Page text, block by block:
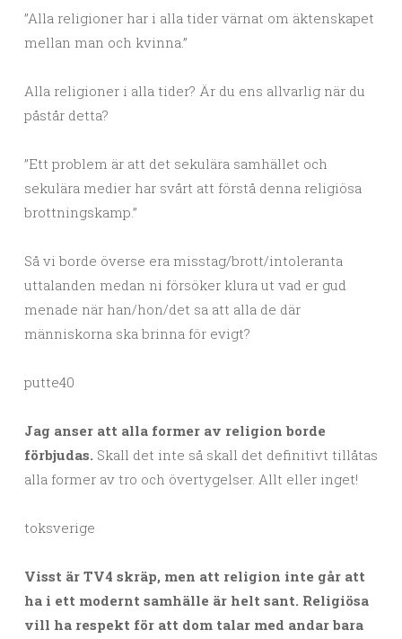
”Alla religioner har i alla tider värnat om äktenskapet
mellan man och kvinna.”
Alla religioner i alla tider? Är du ens allvarlig när du
påstår detta?
”Ett problem är att det sekulära samhället och
sekulära medier har svårt att förstå denna religiösa
brottningskamp.”
Så vi borde överse era misstag/brott/intoleranta
uttalanden medan ni försöker klura ut vad er gud
menade när han/hon/det sa att alla de där
människorna ska brinna för evigt?
putte40
Jag anser att alla former av religion borde
förbjudas. Skall det inte så skall det definitivt tillåtas
alla former av tro och övertygelser. Allt eller inget!
toksverige
Visst är TV4 skräp, men att religion inte går att
ha i ett modernt samhälle är helt sant. Religiösa
vill ha respekt för att dom talar med andar bara